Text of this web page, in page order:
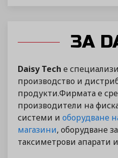
ЗА
Daisy Tech е
производство и
продукти.Фирмата е
производители на
системи и оборудване
магазини, оборудване
таксиметрови апарати